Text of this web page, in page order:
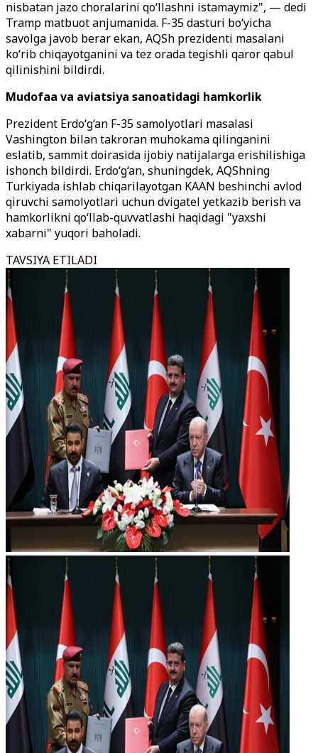
nisbatan jazo choralarini qo‘llashni istamaymiz", — dedi
Tramp matbuot anjumanida. F-35 dasturi bo‘yicha
savolga javob berar ekan, AQSh prezidenti masalani
ko‘rib chiqayotganini va tez orada tegishli qaror qabul
qilinishini bildirdi.
Mudofaa va aviatsiya sanoatidagi hamkorlik
Prezident Erdo‘g‘an F-35 samolyotlari masalasi
Vashington bilan takroran muhokama qilinganini
eslatib, sammit doirasida ijobiy natijalarga erishilishiga
ishonch bildirdi. Erdo‘g‘an, shuningdek, AQShning
Turkiyada ishlab chiqarilayotgan KAAN beshinchi avlod
qiruvchi samolyotlari uchun dvigatel yetkazib berish va
hamkorlikni qo‘llab-quvvatlashi haqidagi "yaxshi
xabarni" yuqori baholadi.
TAVSIYA ETILADI